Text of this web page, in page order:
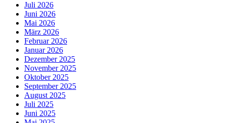
Juli 2026
Juni 2026
Mai 2026
März 2026
Februar 2026
Januar 2026
Dezember 2025
November 2025
Oktober 2025
September 2025
August 2025
Juli 2025
Juni 2025